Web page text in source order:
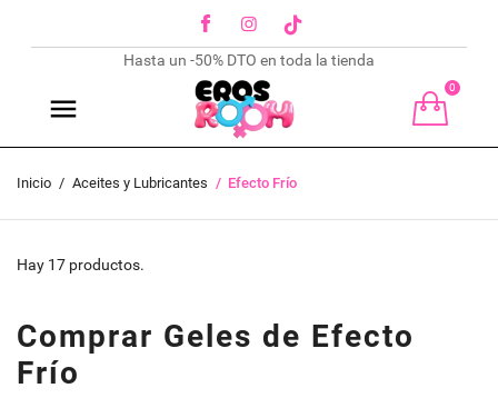
FacebookInstagram
TikTok
Hasta un -50% DTO en toda la tienda
0
Inicio Aceites y Lubricantes Efecto Frío
Hay 17 productos.
Comprar Geles de Efecto
Frío